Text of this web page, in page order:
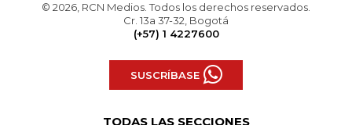
© 2026, RCN Medios. Todos los derechos reservados.
Cr. 13a 37-32, Bogotá
(+57) 1 4227600
SUSCRÍBASE
TODAS LAS SECCIONES